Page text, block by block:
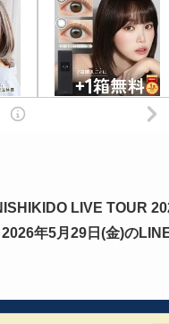
LIVE TOUR
年5月29日(金)の